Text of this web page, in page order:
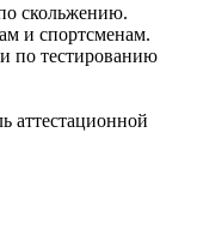
скольжению.
и спортсменам.
по тестированию
аттестационной